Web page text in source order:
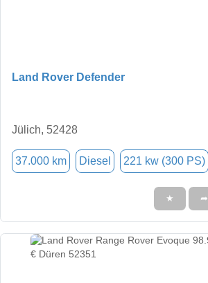
Land Rover Defender
Jülich, 52428
37.000 km Diesel 221 kw (300 PS)
★ ➦